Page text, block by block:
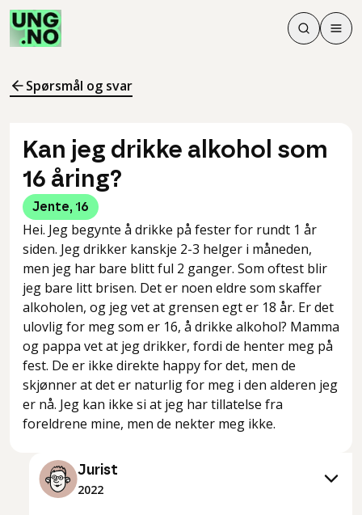
Søk
Søk
Meny
Spørsmål og svar
Kan jeg drikke alkohol som
16 åring?
Jente, 16
Hei. Jeg begynte å drikke på fester for rundt 1 år
siden. Jeg drikker kanskje 2-3 helger i måneden,
men jeg har bare blitt ful 2 ganger. Som oftest blir
jeg bare litt brisen. Det er noen eldre som skaffer
alkoholen, og jeg vet at grensen egt er 18 år. Er det
ulovlig for meg som er 16, å drikke alkohol? Mamma
og pappa vet at jeg drikker, fordi de henter meg på
fest. De er ikke direkte happy for det, men de
skjønner at det er naturlig for meg i den alderen jeg
er nå. Jeg kan ikke si at jeg har tillatelse fra
foreldrene mine, men de nekter meg ikke.
Jurist
2022